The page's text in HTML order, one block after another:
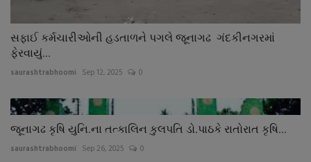
સફાઈ કર્મચારીઓની હડતાળને પગલે જૂનાગઢ ગંદકીનગરમાં
ફેરવાયું...
saurashtrabhoomi Sep 12, 2025 0
જૂનાગઢ કૃષિ યુનિ.ના તત્કાલિન કુલપતિ ડો.પાઠકે રાતોરાત કૃષિ...
saurashtrabhoomi Sep 26, 2025 0